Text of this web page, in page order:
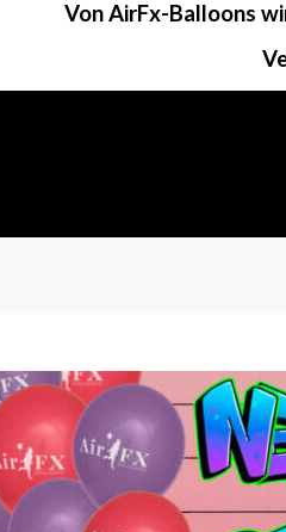
Von AirFx-Balloons